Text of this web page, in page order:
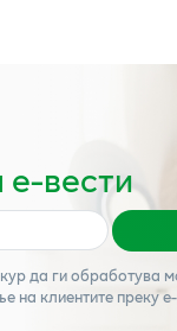
е-вести
да ги обработува
на клиентите преку